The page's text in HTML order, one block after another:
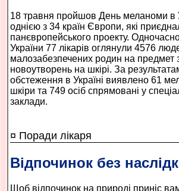
18 травня пройшов День меланоми в
однією з 34 країн Європи, які
панєвропейського проекту.
України 77 лікарів оглянули 4576
малозабезпечених родин на предмет
новоутворень на шкірі. За
обстеження в Україні виявлено 61
шкіри та 749 осіб спрямовані у
заклади.
¤ Поради лікаря
Відпочинок без
Щоб відпочинок на природі приніс